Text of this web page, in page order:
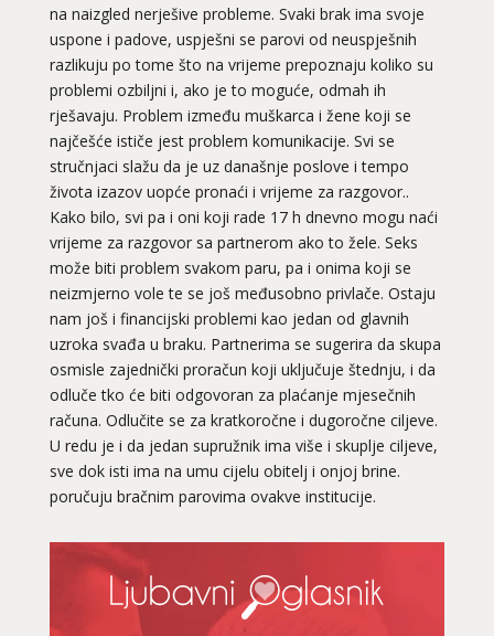
na naizgled nerješive probleme. Svaki brak ima svoje
uspone i padove, uspješni se parovi od neuspješnih
razlikuju po tome što na vrijeme prepoznaju koliko su
problemi ozbiljni i, ako je to moguće, odmah ih
rješavaju. Problem između muškarca i žene koji se
najčešće ističe jest problem komunikacije. Svi se
stručnjaci slažu da je uz današnje poslove i tempo
života izazov uopće pronaći i vrijeme za razgovor..
Kako bilo, svi pa i oni koji rade 17 h dnevno mogu naći
vrijeme za razgovor sa partnerom ako to žele. Seks
može biti problem svakom paru, pa i onima koji se
neizmjerno vole te se još međusobno privlače. Ostaju
nam još i financijski problemi kao jedan od glavnih
uzroka svađa u braku. Partnerima se sugerira da skupa
osmisle zajednički proračun koji uključuje štednju, i da
odluče tko će biti odgovoran za plaćanje mjesečnih
računa. Odlučite se za kratkoročne i dugoročne ciljeve.
U redu je i da jedan supružnik ima više i skuplje ciljeve,
sve dok isti ima na umu cijelu obitelj i onjoj brine.
poručuju bračnim parovima ovakve institucije.